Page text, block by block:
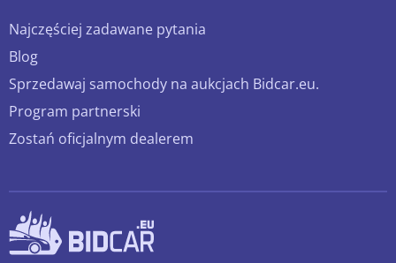
Najczęściej zadawane pytania
Blog
Sprzedawaj samochody na aukcjach Bidcar.eu.
Program partnerski
Zostań oficjalnym dealerem